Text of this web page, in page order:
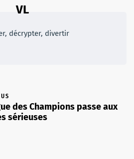
VL
décrypter, divertir
des Champions passe aux
sérieuses